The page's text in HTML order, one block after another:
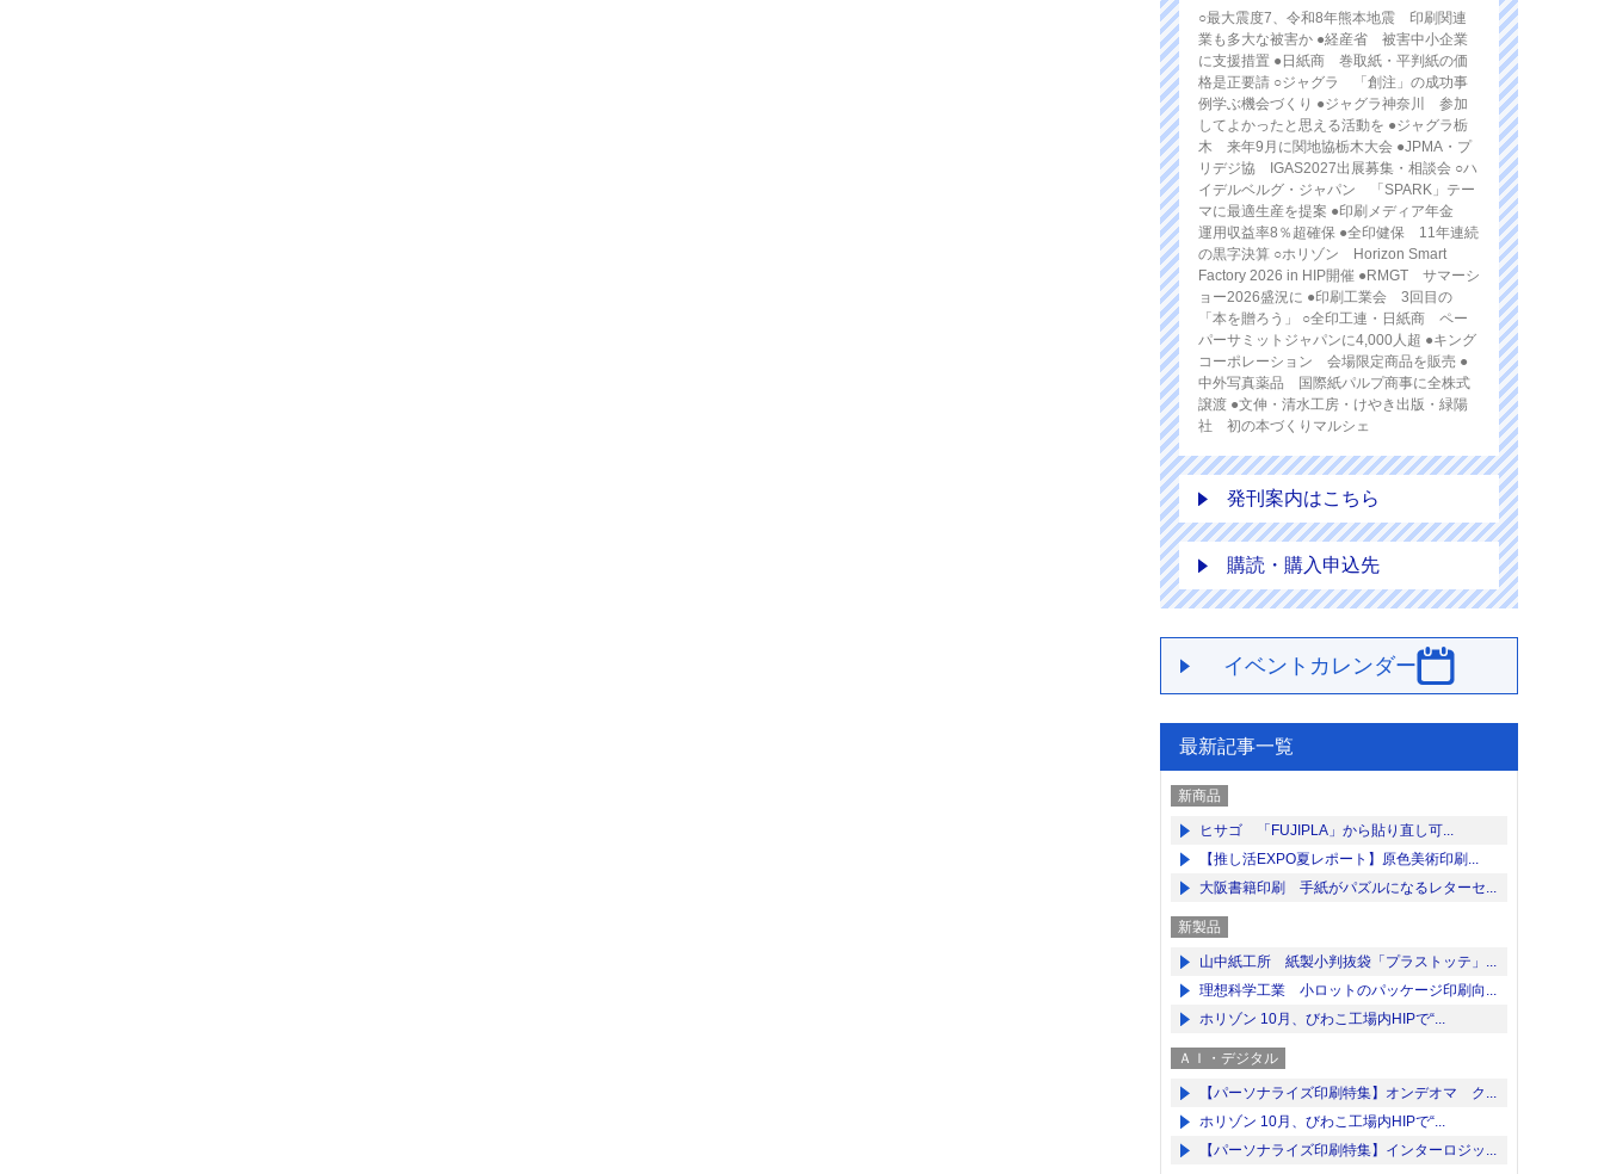
○最大震度7、令和8年熊本地震 印刷関連
業も多大な被害か ●経産省 被害中小企業
に支援措置 ●日紙商 巻取紙・平判紙の価
格是正要請 ○ジャグラ 「創注」の成功事
例学ぶ機会づくり ●ジャグラ神奈川 参加
してよかったと思える活動を ●ジャグラ栃
木 来年9月に関地協栃木大会 ●JPMA・プ
リデジ協 IGAS2027出展募集・相談会 ○ハ
イデルベルグ・ジャパン 「SPARK」テー
マに最適生産を提案 ●印刷メディア年金
運用収益率8％超確保 ●全印健保 11年連続
の黒字決算 ○ホリゾン Horizon Smart
Factory 2026 in HIP開催 ●RMGT サマーシ
ョー2026盛況に ●印刷工業会 3回目の
「本を贈ろう」 ○全印工連・日紙商 ペー
パーサミットジャパンに4,000人超 ●キング
コーポレーション 会場限定商品を販売 ●
中外写真薬品 国際紙パルプ商事に全株式
譲渡 ●文伸・清水工房・けやき出版・緑陽
社 初の本づくりマルシェ
発刊案内はこちら
購読・購入申込先
イベントカレンダー
最新記事一覧
新商品
ヒサゴ 「FUJIPLA」から貼り直し可...
【推し活EXPO夏レポート】原色美術印刷...
大阪書籍印刷 手紙がパズルになるレターセ...
新製品
山中紙工所 紙製小判抜袋「プラストッテ」...
理想科学工業 小ロットのパッケージ印刷向...
ホリゾン 10月、びわこ工場内HIPで“...
ＡＩ・デジタル
【パーソナライズ印刷特集】オンデオマ ク...
ホリゾン 10月、びわこ工場内HIPで“...
【パーソナライズ印刷特集】インターロジッ...